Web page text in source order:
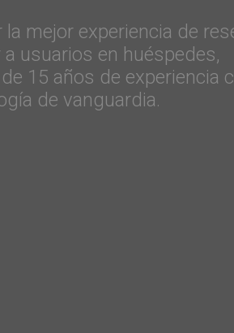
la mejor experiencia de
usuarios en huéspedes,
15 años de experiencia
de vanguardia.